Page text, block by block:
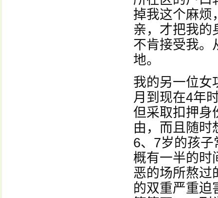
掉我这个麻烦
亲，才把我的
不肯接受我。
地。
我的另一位女
月到现在4年
但采取扣押身
由，而且随时
6、7岁的孩
概有一半的时
恶的场所熬过
的双重严重迫